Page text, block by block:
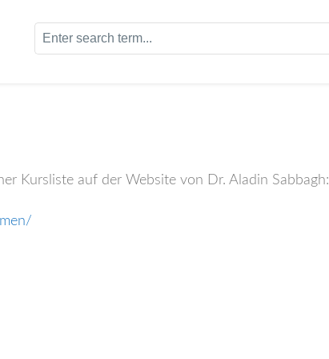
Kursliste auf der Website von Dr. Aladin Sabbagh: